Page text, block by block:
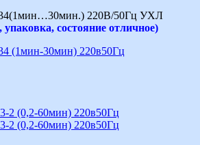
220В/50Гц УХЛ
упаковка, состояние отличное)
(1мин-30мин) 220в50Гц